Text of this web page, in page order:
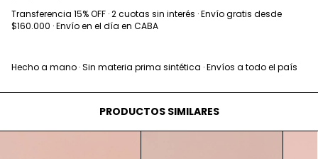
Transferencia 15% OFF · 2 cuotas sin interés · Envío gratis desde
$160.000 · Envío en el día en CABA
Hecho a mano · Sin materia prima sintética · Envíos a todo el país
PRODUCTOS SIMILARES